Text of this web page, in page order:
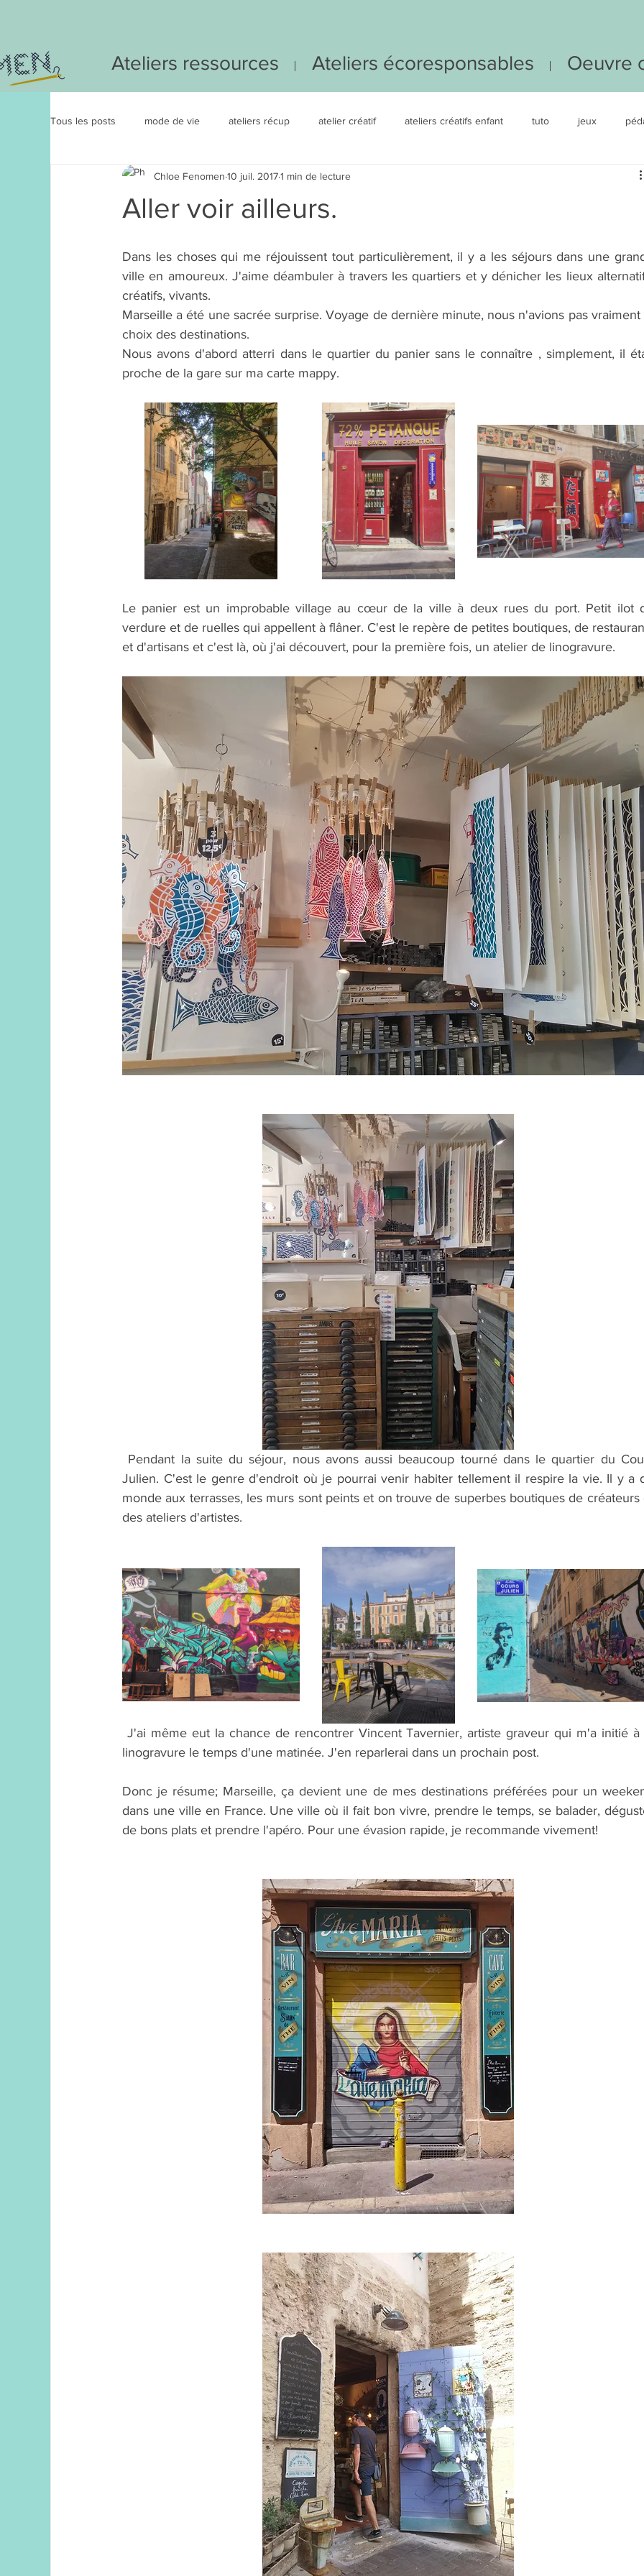
Ateliers ressources Ateliers écoresponsables Oeuvre
Tous les posts mode de vie ateliers récup atelier créatif ateliers créatifs enfant tuto jeux
Catégorie 2 atelier eco responsable #IDEEDUJOUR
Aller voir ailleurs.
Chloe Fenomen 10 juil. 20171 min de lecture
Dans les choses qui me réjouissent tout particulièrement, il y a les séjours dans une
ville en amoureux. J'aime déambuler à travers les quartiers et y dénicher les lieux
créatifs, vivants.
Marseille a été une sacrée surprise. Voyage de dernière minute, nous n'avions pas vraiment
choix des destinations.
Nous avons d'abord atterri dans le quartier du panier sans le connaître , simplement, il
proche de la gare sur ma carte mappy.
Le panier est un improbable village au cœur de la ville à deux rues du port. Petit ilot
verdure et de ruelles qui appellent à flâner. C'est le repère de petites boutiques, de
et d'artisans et c'est là, où j'ai découvert, pour la première fois, un atelier de linogravure.
Julien. C'est le genre d'endroit où je pourrai venir habiter tellement il respire la vie. Il y a
monde aux terrasses, les murs sont peints et on trouve de superbes boutiques de créateurs
des ateliers d'artistes.
linogravure le temps d'une matinée. J'en reparlerai dans un prochain post.
Donc je résume; Marseille, ça devient une de mes destinations préférées pour un
dans une ville en France. Une ville où il fait bon vivre, prendre le temps, se balader,
de bons plats et prendre l'apéro. Pour une évasion rapide, je recommande vivement!